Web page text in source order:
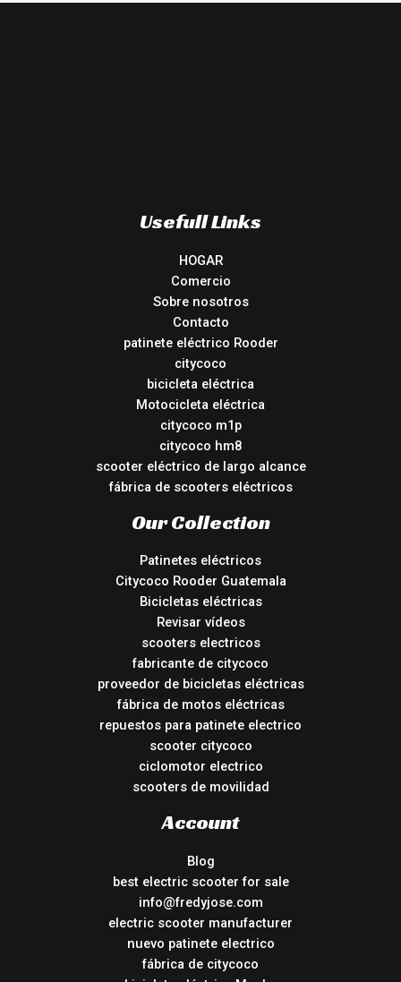
Usefull Links
HOGAR
Comercio
Sobre nosotros
Contacto
patinete eléctrico Rooder
citycoco
bicicleta eléctrica
Motocicleta eléctrica
citycoco m1p
citycoco hm8
scooter eléctrico de largo alcance
fábrica de scooters eléctricos
Our Collection
Patinetes eléctricos
Citycoco Rooder Guatemala
Bicicletas eléctricas
Revisar vídeos
scooters electricos
fabricante de citycoco
proveedor de bicicletas eléctricas
fábrica de motos eléctricas
repuestos para patinete electrico
scooter citycoco
ciclomotor electrico
scooters de movilidad
Account
Blog
best electric scooter for sale
info@fredyjose.com
electric scooter manufacturer
nuevo patinete electrico
fábrica de citycoco